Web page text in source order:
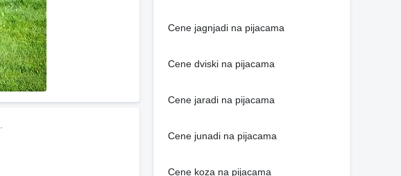
Cene jagnjadi na pijacama
Cene dviski na pijacama
Cene jaradi na pijacama
Cene junadi na pijacama
Cene koza na pijacama